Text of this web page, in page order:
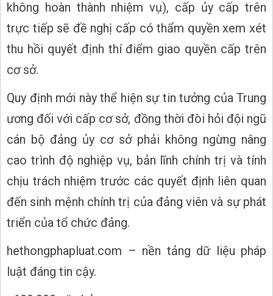
không hoàn thành nhiệm vụ), cấp ủy cấp trên
trực tiếp sẽ đề nghị cấp có thẩm quyền xem xét
thu hồi quyết định thí điểm giao quyền cấp trên
cơ sở.
Quy định mới này thể hiện sự tin tưởng của Trung
ương đối với cấp cơ sở, đồng thời đòi hỏi đội ngũ
cán bộ đảng ủy cơ sở phải không ngừng nâng
cao trình độ nghiệp vụ, bản lĩnh chính trị và tính
chịu trách nhiệm trước các quyết định liên quan
đến sinh mệnh chính trị của đảng viên và sự phát
triển của tổ chức đảng.
hethongphapluat.com – nền tảng dữ liệu pháp
luật đáng tin cậy.